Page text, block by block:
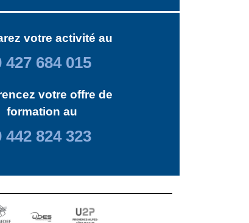
votre activité au
427 684 015
votre offre de
formation au
442 824 323